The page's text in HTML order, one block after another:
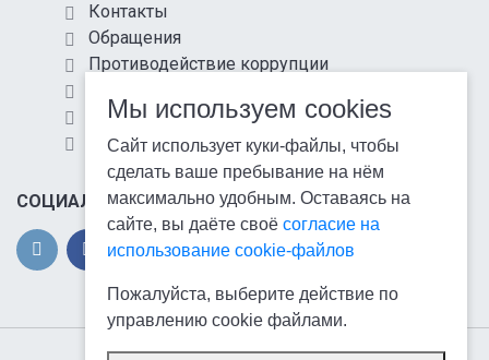
Контакты
Обращения
Противодействие коррупции
Антитеррористическая защищенность
Карта сайта
СОЦИАЛЬНЫЕ СЕТИ
Мы используем cookies
Сайт использует куки-файлы, чтобы
сделать ваше пребывание на нём
максимально удобным. Оставаясь на
сайте, вы даёте своё согласие на
использование cookie-файлов
Пожалуйста, выберите действие по
управлению cookie файлами.